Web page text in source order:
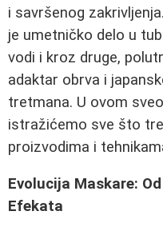
i savršenog
je umetničko delo u
vodi i kroz druge,
adaktar obrva i
tretmana. U ovom
istražićemo sve što
proizvodima i
Evolucija Maskare:
Efekata